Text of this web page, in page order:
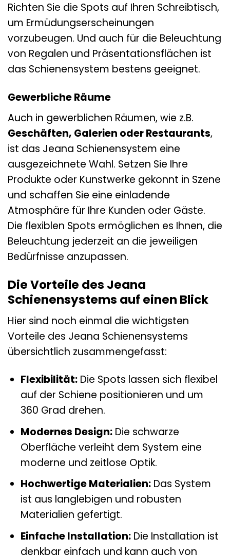
Richten Sie die Spots auf Ihren Schreibtisch,
um Ermüdungserscheinungen
vorzubeugen. Und auch für die Beleuchtung
von Regalen und Präsentationsflächen ist
das Schienensystem bestens geeignet.
Gewerbliche Räume
Auch in gewerblichen Räumen, wie z.B.
Geschäften, Galerien oder Restaurants,
ist das Jeana Schienensystem eine
ausgezeichnete Wahl. Setzen Sie Ihre
Produkte oder Kunstwerke gekonnt in Szene
und schaffen Sie eine einladende
Atmosphäre für Ihre Kunden oder Gäste.
Die flexiblen Spots ermöglichen es Ihnen, die
Beleuchtung jederzeit an die jeweiligen
Bedürfnisse anzupassen.
Die Vorteile des Jeana
Schienensystems auf einen Blick
Hier sind noch einmal die wichtigsten
Vorteile des Jeana Schienensystems
übersichtlich zusammengefasst:
Flexibilität:Die Spots lassen sich flexibel
auf der Schiene positionieren und um
360 Grad drehen.
Modernes Design:Die schwarze
Oberfläche verleiht dem System eine
moderne und zeitlose Optik.
Hochwertige Materialien:Das System
ist aus langlebigen und robusten
Materialien gefertigt.
Einfache Installation:Die Installation ist
denkbar einfach und kann auch von